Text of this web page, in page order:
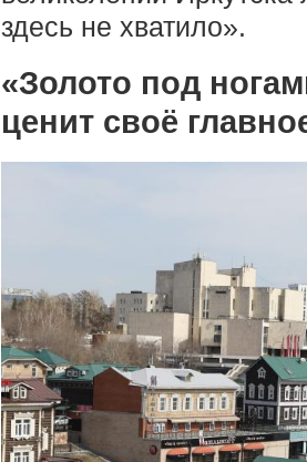
здесь не хватило».
«Золото под
ценит своё